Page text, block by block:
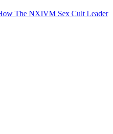
The NXIVM Sex Cult Leader